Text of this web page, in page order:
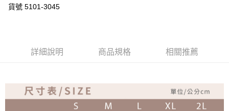
付款後全家取貨
免運費
貨號 5101-3045
詳細說明 商品規格 相關推薦